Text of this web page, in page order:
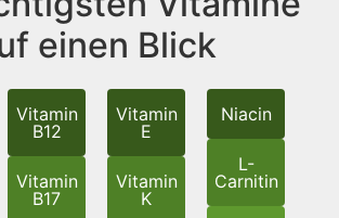
einen Blick
Vitamin
B12
Vitamin
B17
Vitamin
E
Vitamin
K
Niacin
L-
Carnitin